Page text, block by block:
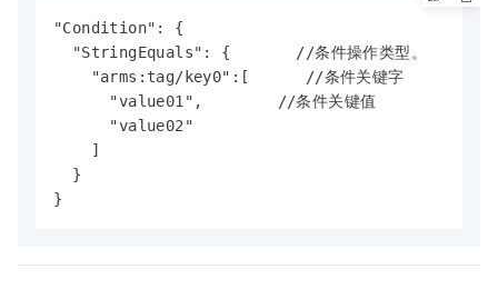
"Condition": {
  "StringEquals": {       //条件操作类型。
    "arms:tag/key0":[      //条件关键字
      "value01",        //条件关键值
      "value02"
    ]
  }
}